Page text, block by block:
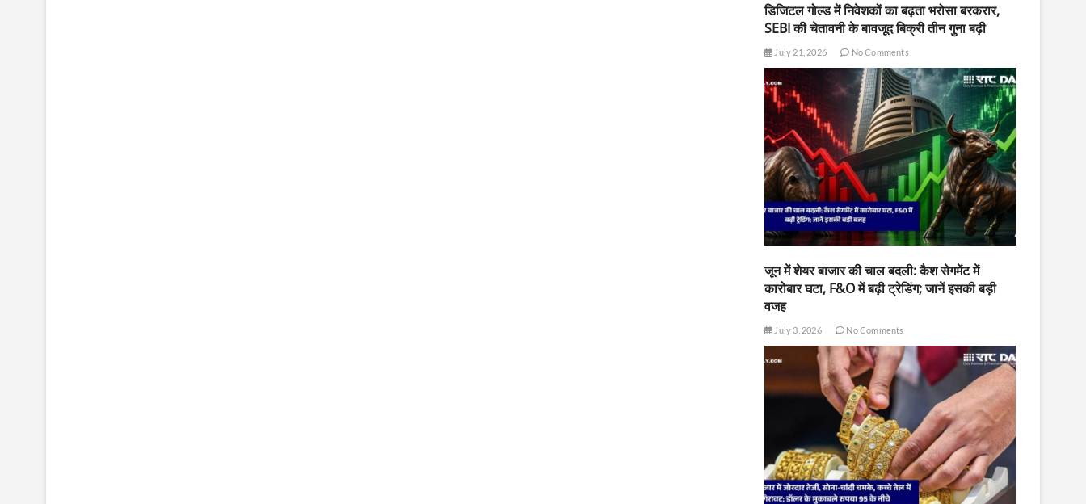
डिजिटल गोल्ड में निवेशकों का बढ़ता भरोसा बरकरार,
SEBI की चेतावनी के बावजूद बिक्री तीन गुना बढ़ी
July 21, 2026 No Comments
जून में शेयर बाजार की चाल बदली: कैश सेगमेंट में
कारोबार घटा, F&O में बढ़ी ट्रेडिंग; जानें इसकी बड़ी
वजह
July 3, 2026 No Comments